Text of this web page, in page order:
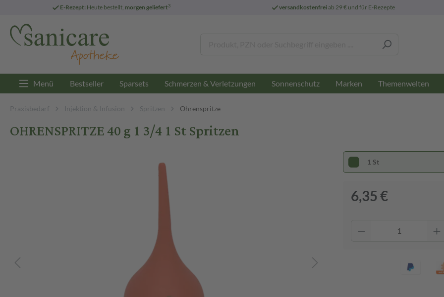
E-Rezept: Heute bestellt, morgen geliefert3 versandkostenfreiab 29 € und für E-Rezepte
Menü Bestseller Sparsets Schmerzen & Verletzungen Sonnenschutz Marken Themenwelten
Praxisbedarf Injektion & Infusion Spritzen Ohrenspritze
OHRENSPRITZE 40 g 1 3/4 1 St Spritzen
1 St
6,35 €